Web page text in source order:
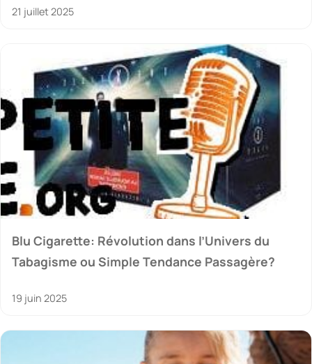
21 juillet 2025
Blu Cigarette: Révolution dans l’Univers du
Tabagisme ou Simple Tendance Passagère?
19 juin 2025